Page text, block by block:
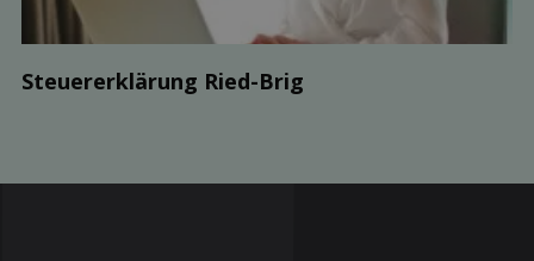
Steuer­erklärung Ried-Brig